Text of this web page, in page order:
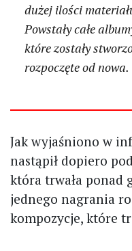
dużej ilości
Powstały całe
które zostały
rozpoczęte od nowa.
Jak wyjaśniono w
nastąpił dopiero
która trwała ponad
jednego nagrania
kompozycje, które